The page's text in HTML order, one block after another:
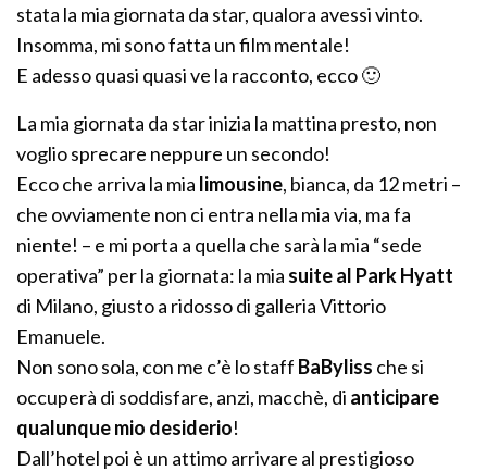
stata la mia giornata da star, qualora avessi vinto.
Insomma, mi sono fatta un film mentale!
E adesso quasi quasi ve la racconto, ecco 🙂
La mia giornata da star inizia la mattina presto, non
voglio sprecare neppure un secondo!
Ecco che arriva la mia limousine, bianca, da 12 metri –
che ovviamente non ci entra nella mia via, ma fa
niente! – e mi porta a quella che sarà la mia “sede
operativa” per la giornata: la mia suite al Park Hyatt
di Milano, giusto a ridosso di galleria Vittorio
Emanuele.
Non sono sola, con me c’è lo staff BaByliss che si
occuperà di soddisfare, anzi, macchè, di anticipare
qualunque mio desiderio!
Dall’hotel poi è un attimo arrivare al prestigioso